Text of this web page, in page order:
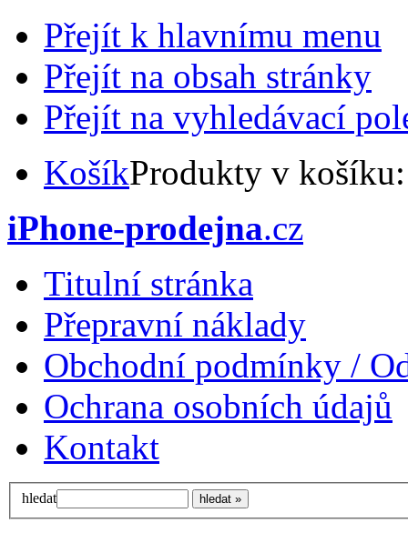
Přejít k hlavnímu menu
Přejít na obsah stránky
Přejít na vyhledávací
KošíkProdukty v
iPhone-prodejna.cz
Titulní stránka
Přepravní náklady
Obchodní podmínky /
Ochrana osobních údajů
Kontakt
hledat